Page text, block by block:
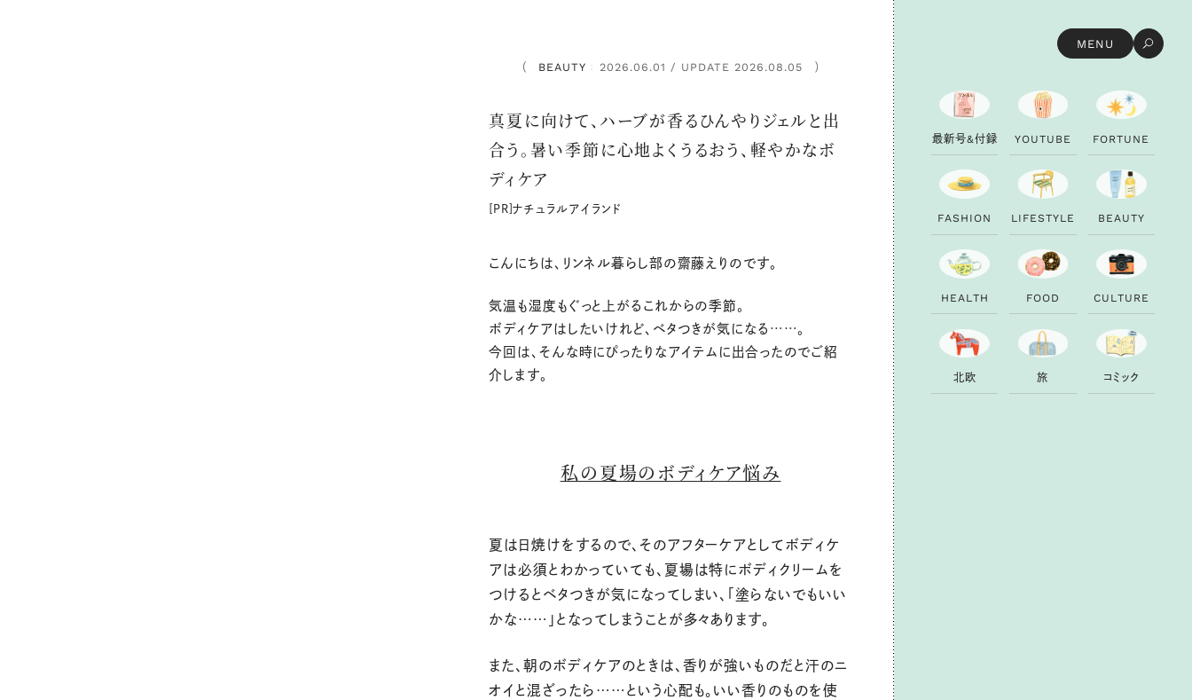
MENU
BEAUTY
： 2026.06.01 / UPDATE 2026.08.05
真夏に向けて、ハーブが香るひんやりジェルと出
合う。暑い季節に心地よくうるおう、軽やかなボ
ディケア
[PR]ナチュラルアイランド
こんにちは、リンネル暮らし部の齋藤えりのです。
気温も湿度もぐっと上がるこれからの季節。
ボディケアはしたいけれど、ベタつきが気になる……。
今回は、そんな時にぴったりなアイテムに出合ったのでご紹
介します。
私の夏場のボディケア悩み
夏は日焼けをするので、そのアフターケアとしてボディケ
アは必須とわかっていても、夏場は特にボディクリームを
つけるとベタつきが気になってしまい、「塗らないでもいい
かな……」となってしまうことが多々あります。
また、朝のボディケアのときは、香りが強いものだと汗のニ
オイと混ざったら……という心配も。いい香りのものを使
最新号&付録 YOUTU B E FORTU N E
FAS H ION LI FESTYLE B EAUTY
H EALTH FOOD CU LTU RE
北欧 旅 コ ミ ック